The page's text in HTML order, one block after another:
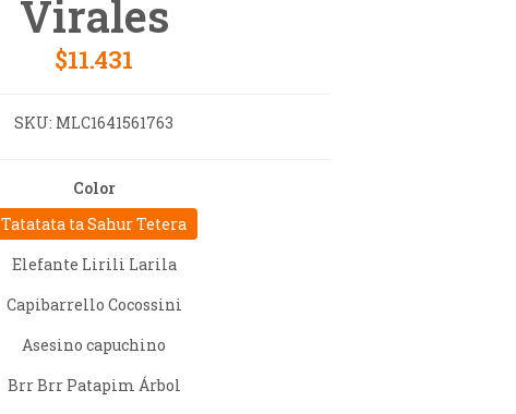
Virales
$11.431
SKU: MLC1641561763
Color
Tatatata ta Sahur Tetera
Elefante Lirili Larila
Capibarrello Cocossini
Asesino capuchino
Brr Brr Patapim Árbol